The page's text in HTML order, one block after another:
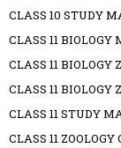
CLASS 10 STUDY
CLASS 11 BIOLOGY
CLASS 11 BIOLOGY
CLASS 11 BIOLOGY
CLASS 11 STUDY
CLASS 11 ZOOLOGY